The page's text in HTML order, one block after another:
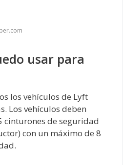
usar para
los vehículos de Lyft
Los vehículos deben
cinturones de seguridad
con un máximo de 8